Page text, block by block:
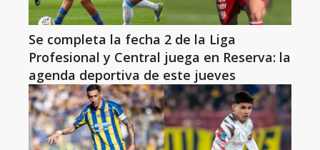
Se completa la fecha 2 de la Liga
Profesional y Central juega en Reserva: la
agenda deportiva de este jueves